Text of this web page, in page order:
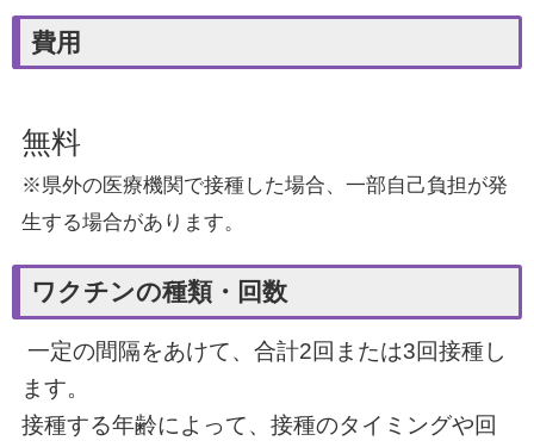
費用
無料
※県外の医療機関で接種した場合、一部自己負担が発
生する場合があります。
ワクチンの種類・回数
一定の間隔をあけて、合計2回または3回接種し
ます。
接種する年齢によって、接種のタイミングや回